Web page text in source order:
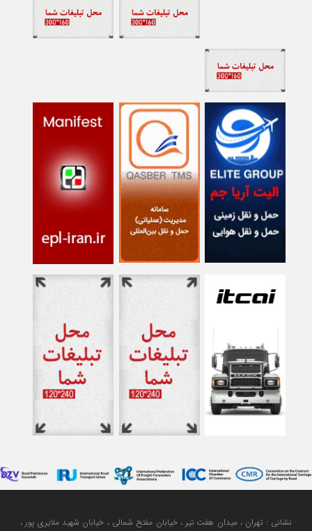
نشانی : تهران ، میدان هفت تیر ، خیابان مفتح شمالی ، خیابان شهید ملایری پور ،